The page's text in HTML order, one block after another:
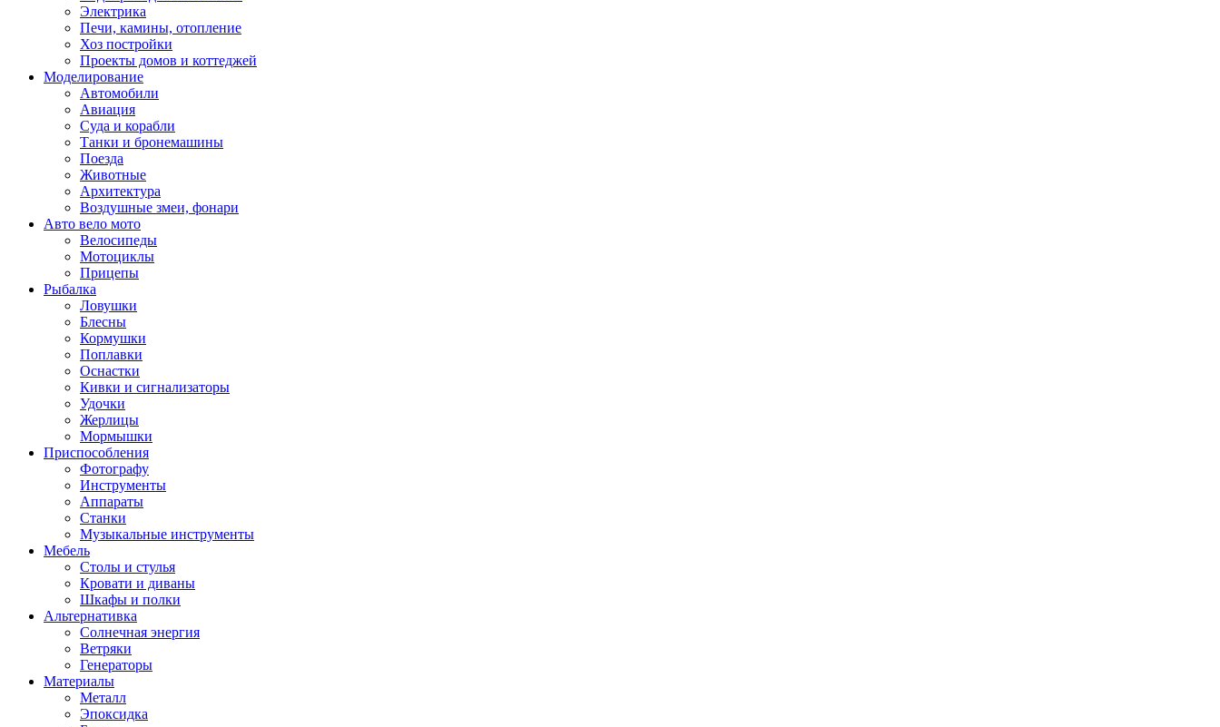
Электрика
Печи, камины, отопление
Хоз постройки
Проекты домов и коттеджей
Моделирование
Автомобили
Авиация
Суда и корабли
Танки и бронемашины
Поезда
Животные
Архитектура
Воздушные змеи, фонари
Авто вело мото
Велосипеды
Мотоциклы
Прицепы
Рыбалка
Ловушки
Блесны
Кормушки
Поплавки
Оснастки
Кивки и сигнализаторы
Удочки
Жерлицы
Мормышки
Приспособления
Фотографу
Инструменты
Аппараты
Станки
Музыкальные инструменты
Мебель
Столы и стулья
Кровати и диваны
Шкафы и полки
Альтернативка
Солнечная энергия
Ветряки
Генераторы
Материалы
Металл
Эпоксидка